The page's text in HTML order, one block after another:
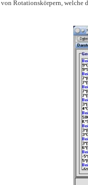
von Rotationskörpern, welche